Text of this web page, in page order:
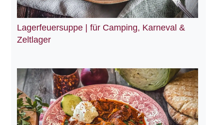
Lagerfeuersuppe | für Camping, Karneval &
Zeltlager